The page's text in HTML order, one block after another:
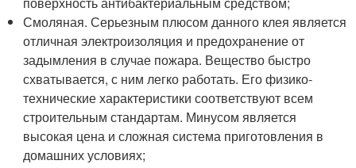
Смоляная. Серьезным плюсом данного клея является
отличная электроизоляция и предохранение от
задымления в случае пожара. Вещество быстро
схватывается, с ним легко работать. Его физико-
технические характеристики соответствуют всем
строительным стандартам. Минусом является
высокая цена и сложная система приготовления в
домашних условиях;